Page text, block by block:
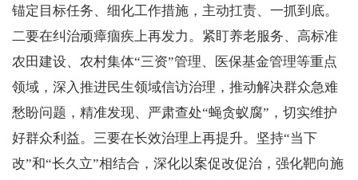
锚定目标任务、细化工作措施，主动扛责、一抓到底。
二要在纠治顽瘴痼疾上再发力。紧盯养老服务、高标准
农田建设、农村集体“三资”管理、医保基金管理等重点
领域，深入推进民生领域信访治理，推动解决群众急难
愁盼问题，精准发现、严肃查处“蝇贪蚁腐”，切实维护
好群众利益。三要在长效治理上再提升。坚持“当下
改”和“长久立”相结合，深化以案促改促治，强化靶向施